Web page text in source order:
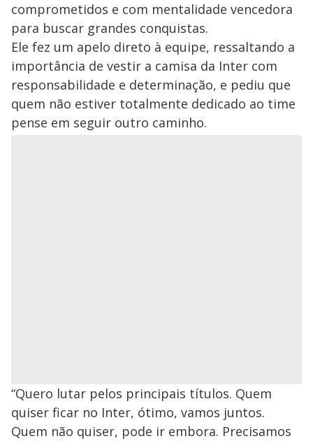
comprometidos e com mentalidade vencedora
para buscar grandes conquistas.
Ele fez um apelo direto à equipe, ressaltando a
importância de vestir a camisa da Inter com
responsabilidade e determinação, e pediu que
quem não estiver totalmente dedicado ao time
pense em seguir outro caminho.
“Quero lutar pelos principais títulos. Quem
quiser ficar no Inter, ótimo, vamos juntos.
Quem não quiser, pode ir embora. Precisamos